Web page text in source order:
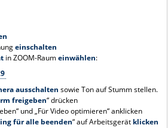
einschalten
in ZOOM-Raumeinwählen:
ausschalten sowie Ton auf Stumm stellen.
freigeben“ drücken
und „Für Video optimieren“ anklicken
für alle beenden“ auf Arbeitsgerät klicken